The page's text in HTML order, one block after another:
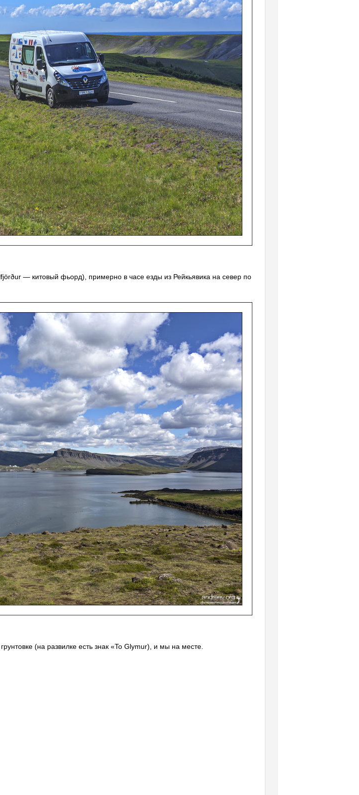
— китовый фьорд), примерно в часе езды из Рейкьявика на север по
(на развилке есть знак «To Glymur), и мы на месте.